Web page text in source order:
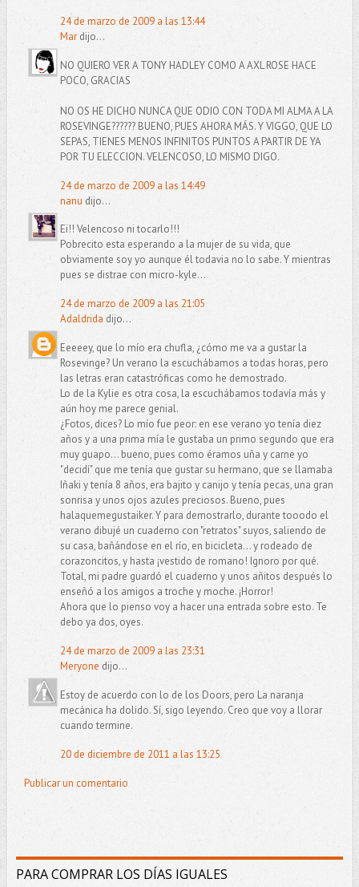
24 de marzo de 2009 a las 13:44
Mardijo...
NO QUIERO VER A TONY HADLEY COMO A AXL ROSE HACE
POCO, GRACIAS
NO OS HE DICHO NUNCA QUE ODIO CON TODA MI ALMA A LA
ROSEVINGE?????? BUENO, PUES AHORA MÁS. Y VIGGO, QUE LO
SEPAS, TIENES MENOS INFINITOS PUNTOS A PARTIR DE YA
POR TU ELECCION. VELENCOSO, LO MISMO DIGO.
24 de marzo de 2009 a las 14:49
nanu dijo...
Ei!! Velencoso ni tocarlo!!!
Pobrecito esta esperando a la mujer de su vida, que
obviamente soy yo aunque él todavia no lo sabe. Y mientras
pues se distrae con micro-kyle...
24 de marzo de 2009 a las 21:05
Adaldrida dijo...
Eeeeey, que lo mío era chufla, ¿cómo me va a gustar la
Rosevinge? Un verano la escuchábamos a todas horas, pero
las letras eran catastróficas como he demostrado.
Lo de la Kylie es otra cosa, la escuchábamos todavía más y
aún hoy me parece genial.
¿Fotos, dices? Lo mío fue peor: en ese verano yo tenía diez
años y a una prima mía le gustaba un primo segundo que era
muy guapo... bueno, pues como éramos uña y carne yo
"decidí" que me tenía que gustar su hermano, que se llamaba
Iñaki y tenía 8 años, era bajito y canijo y tenía pecas, una gran
sonrisa y unos ojos azules preciosos. Bueno, pues
halaquemegustaiker. Y para demostrarlo, durante tooodo el
verano dibujé un cuaderno con "retratos" suyos, saliendo de
su casa, bañándose en el río, en bicicleta... y rodeado de
corazoncitos, y hasta ¡vestido de romano! Ignoro por qué.
Total, mi padre guardó el cuaderno y unos añitos después lo
enseñó a los amigos a troche y moche. ¡Horror!
Ahora que lo pienso voy a hacer una entrada sobre esto. Te
debo ya dos, oyes.
24 de marzo de 2009 a las 23:31
Meryone dijo...
Estoy de acuerdo con lo de los Doors, pero La naranja
mecánica ha dolido. Sí, sigo leyendo. Creo que voy a llorar
cuando termine.
20 de diciembre de 2011 a las 13:25
Publicar un comentario
PARA COMPRAR LOS DÍAS IGUALES